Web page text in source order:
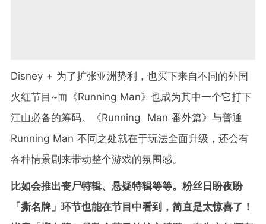
Disney + 为了扩张亚洲势利，也买下来自不同的外国
火红节目~而《Running Man》也成为其中一个它打下
江山必备的筹码。《Running Man 番外篇》与普通
Running Man 不同之处就在于玩法全面升级，还会有
各种情景剧来带动整个游戏的氛围感。
比如会推出丧尸特辑、悬疑特辑等等。粉丝日盼夜盼
「撕名牌」环节也能在节目中看到，简直是太惊喜了！